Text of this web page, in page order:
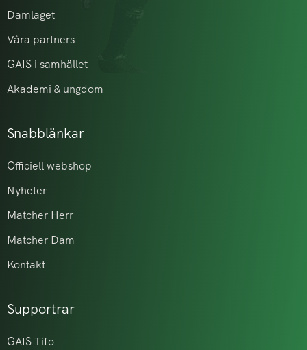
Damlaget
Våra partners
GAIS i samhället
Akademi & ungdom
Snabblänkar
Officiell webshop
Nyheter
Matcher Herr
Matcher Dam
Kontakt
Supportrar
GAIS Tifo